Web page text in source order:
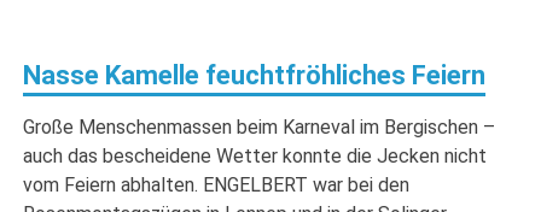
Nasse Kamelle feuchtfröhliches Feiern
Große Menschenmassen beim Karneval im Bergischen –
auch das bescheidene Wetter konnte die Jecken nicht
vom Feiern abhalten. ENGELBERT war bei den